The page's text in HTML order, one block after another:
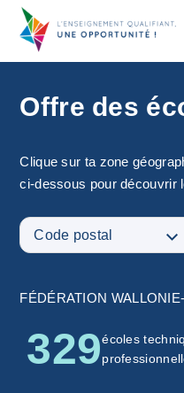
Offre des
Clique sur ta zone
ci-dessous pour découvrir
FÉDÉRATION
329écoles